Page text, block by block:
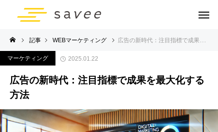
記事 WEBマーケティング 広告の新時代：注目指標で成果を最大化する方法
マーケティング 2025.01.22
広告の新時代：注目指標で成果を最大化する
方法